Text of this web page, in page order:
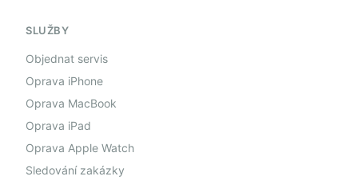
SLUŽBY
Objednat servis
Oprava iPhone
Oprava MacBook
Oprava iPad
Oprava Apple Watch
Sledování zakázky